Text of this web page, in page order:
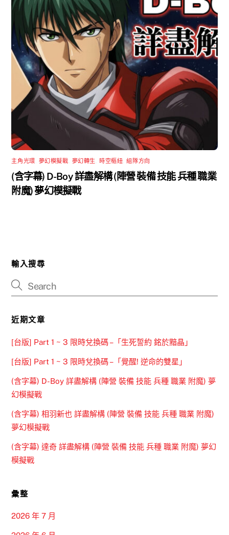
主角光環 夢幻模擬戰 夢幻轉生 時空樞紐 ,組隊方向
(含字幕) D-Boy 詳盡解構 (陣營 裝備 技能 兵種 職業
附魔) 夢幻模擬戰
輸入搜尋
近期文章
[台版] Part 1 ~ 3 限時兌換碼 –「生死誓約 銘於黯晶」
[台版] Part 1 ~ 3 限時兌換碼 –「覺醒! 逆命的雙星」
(含字幕) D-Boy 詳盡解構 (陣營 裝備 技能 兵種 職業 附魔) 夢
幻模擬戰
(含字幕) 相羽新也 詳盡解構 (陣營 裝備 技能 兵種 職業 附魔)
夢幻模擬戰
(含字幕) 達奇 詳盡解構 (陣營 裝備 技能 兵種 職業 附魔) 夢幻
模擬戰
彙整
2026 年 7 月